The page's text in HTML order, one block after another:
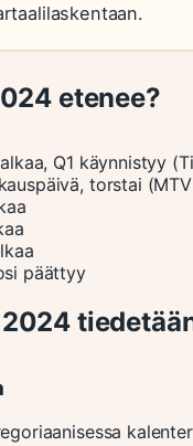
etenee?
Q1 käynnistyy
torstai
päättyy